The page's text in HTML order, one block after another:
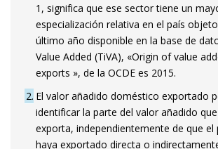
1, significa que ese sector tiene un
especialización relativa en el país
último año disponible en la base de
Value Added (TiVA), «Origin of value
exports », de la OCDE es 2015.
2 El valor añadido doméstico exportado
identificar la parte del valor añadido
exporta, independientemente de que
haya exportado directa o